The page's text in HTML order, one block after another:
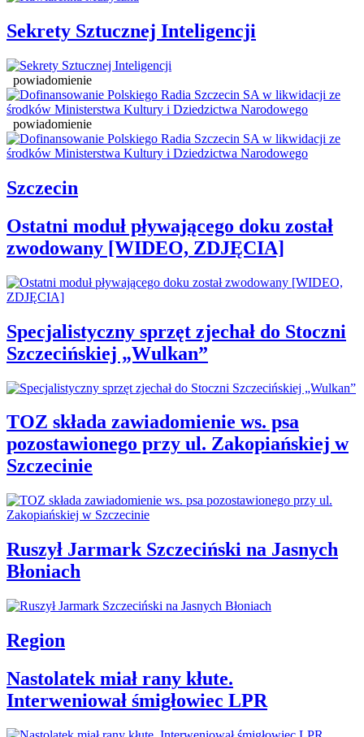
Sekrety Sztucznej Inteligencji
powiadomienie
powiadomienie
Szczecin
Ostatni moduł pływającego doku został
zwodowany [WIDEO, ZDJĘCIA]
Specjalistyczny sprzęt zjechał do Stoczni
Szczecińskiej „Wulkan”
TOZ składa zawiadomienie ws. psa
pozostawionego przy ul. Zakopiańskiej w
Szczecinie
Ruszył Jarmark Szczeciński na Jasnych
Błoniach
Region
Nastolatek miał rany kłute.
Interweniował śmigłowiec LPR